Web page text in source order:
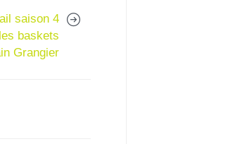
saison 4
baskets
Grangier